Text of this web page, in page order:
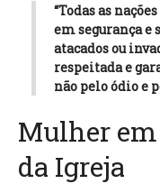
“Todas as
em segurança e
atacados ou
respeitada e
não pelo ódio e
Mulher
da Igreja